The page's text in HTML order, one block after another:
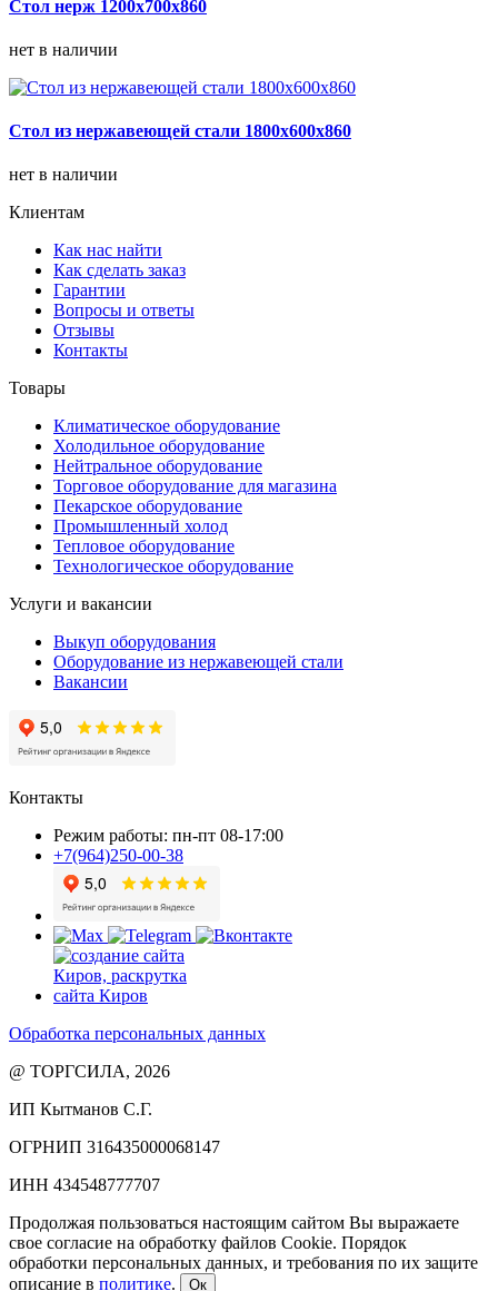
Стол нерж 1200х700х860
нет в наличии
Стол из нержавеющей стали 1800х600х860
нет в наличии
Клиентам
Как нас найти
Как сделать заказ
Гарантии
Вопросы и ответы
Отзывы
Контакты
Товары
Климатическое оборудование
Холодильное оборудование
Нейтральное оборудование
Торговое оборудование для магазина
Пекарское оборудование
Промышленный холод
Тепловое оборудование
Технологическое оборудование
Услуги и вакансии
Выкуп оборудования
Оборудование из нержавеющей стали
Вакансии
Контакты
Режим работы: пн-пт 08-17:00
+7(964)250-00-38
Обработка персональных данных
@ ТОРГСИЛА, 2026
ИП Кытманов С.Г.
ОГРНИП 316435000068147
ИНН 434548777707
Продолжая пользоваться настоящим сайтом Вы выражаете
свое согласие на обработку файлов Cookie. Порядок
обработки персональных данных, и требования по их защите
описание в политике. Ок